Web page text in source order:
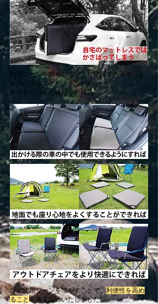
利用シーンを増やして、より活躍できるマット
レスにすることができないか、
それをじっくり検討した結果、
など使用シーンを増やすことで、利便性を高め
ること を考え設計いたしました。